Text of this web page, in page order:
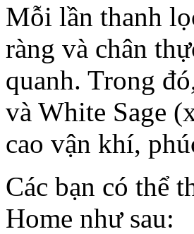
Mỗi lần thanh
ràng và chân
quanh. Trong
và White Sage
cao vận khí,
Các bạn có thể
Home như sau: